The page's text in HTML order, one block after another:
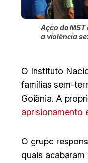
Ação do
a violência
O Instituto
famílias sem-
Goiânia. A
aprisionamento
O grupo
quais